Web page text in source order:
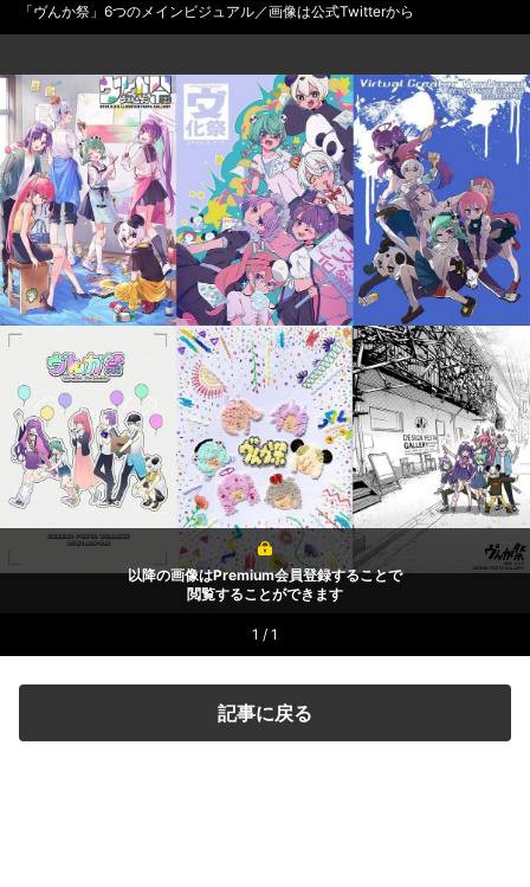
「ヴんか祭」6つのメインビジュアル／画像は公式Twitterから
以降の画像はPremium会員登録することで
閲覧することができます
1 / 1
記事に戻る